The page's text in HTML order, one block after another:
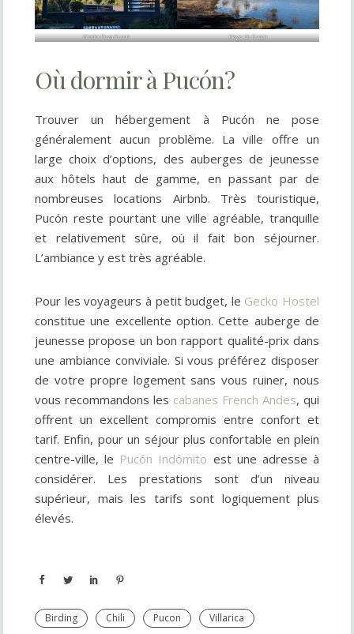
Mirador Poza Pucon Plage de Pucon
Où dormir à Pucón?
Trouver un hébergement à Pucón ne pose
généralement aucun problème. La ville offre un
large choix d’options, des auberges de jeunesse
aux hôtels haut de gamme, en passant par de
nombreuses locations Airbnb. Très touristique,
Pucón reste pourtant une ville agréable, tranquille
et relativement sûre, où il fait bon séjourner.
L’ambiance y est très agréable.
Pour les voyageurs à petit budget, le Gecko Hostel
constitue une excellente option. Cette auberge de
jeunesse propose un bon rapport qualité-prix dans
une ambiance conviviale. Si vous préférez disposer
de votre propre logement sans vous ruiner, nous
vous recommandons les cabanes French Andes, qui
offrent un excellent compromis entre confort et
tarif. Enfin, pour un séjour plus confortable en plein
centre-ville, le Pucón Indómito est une adresse à
considérer. Les prestations sont d’un niveau
supérieur, mais les tarifs sont logiquement plus
élevés.
Birding Chili Pucon Villarica